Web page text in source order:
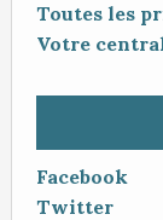
Facebook
Twitter